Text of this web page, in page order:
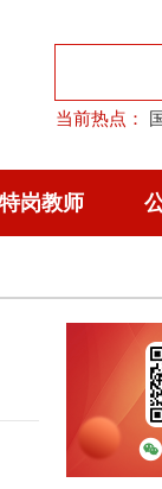
当前热点：
岗教师